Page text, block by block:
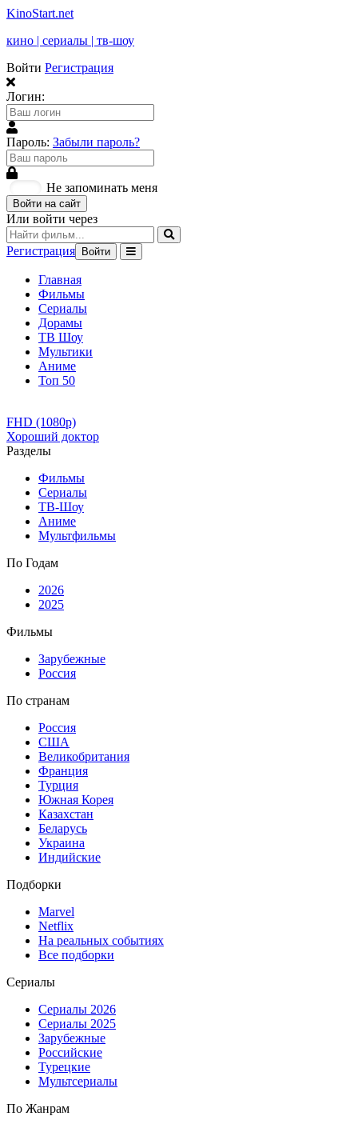
KinoStart.net
кино | сериалы | тв-шоу
Войти Регистрация
Логин:
Пароль: Забыли пароль?
Не запоминать меня
Войти на сайт
Или войти через
Регистрация Войти
Главная
Фильмы
Сериалы
Дорамы
ТВ Шоу
Мультики
Аниме
Топ 50
FHD (1080p)
Хороший доктор
Разделы
Фильмы
Сериалы
ТВ-Шоу
Аниме
Мультфильмы
По Годам
2026
2025
Фильмы
Зарубежные
Россия
По странам
Россия
США
Великобритания
Франция
Турция
Южная Корея
Казахстан
Беларусь
Украина
Индийские
Подборки
Marvel
Netflix
На реальных событиях
Все подборки
Сериалы
Сериалы 2026
Сериалы 2025
Зарубежные
Российские
Турецкие
Мультсериалы
По Жанрам